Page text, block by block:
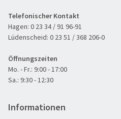
Telefonischer Kontakt
Hagen: 0 23 34 / 91 96-91
Lüdenscheid: 0 23 51 / 368 206-0
Öffnungszeiten
Mo. - Fr.: 9:00 - 17:00
Sa.: 9:30 - 12:30
Informationen